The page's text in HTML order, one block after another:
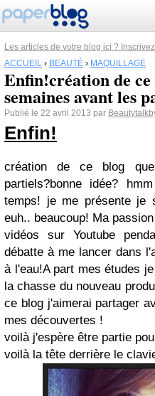
Les articles de votre blog ici ?
ACCUEIL › BEAUTÉ › MAQUILLAGE
Enfin!création de
semaines avant les
Publié le 22 avril 2013 par
Enfin!
création de ce blog
partiels?bonne idée?
temps! je me présente je
euh.. beaucoup! Ma
vidéos sur Youtube
débatte à me lancer dans
à l'eau!A part mes études
la chasse du nouveau
ce blog j'aimerai partager
mes découvertes !
voilà j'espère être partie
voilà la tête derrière le